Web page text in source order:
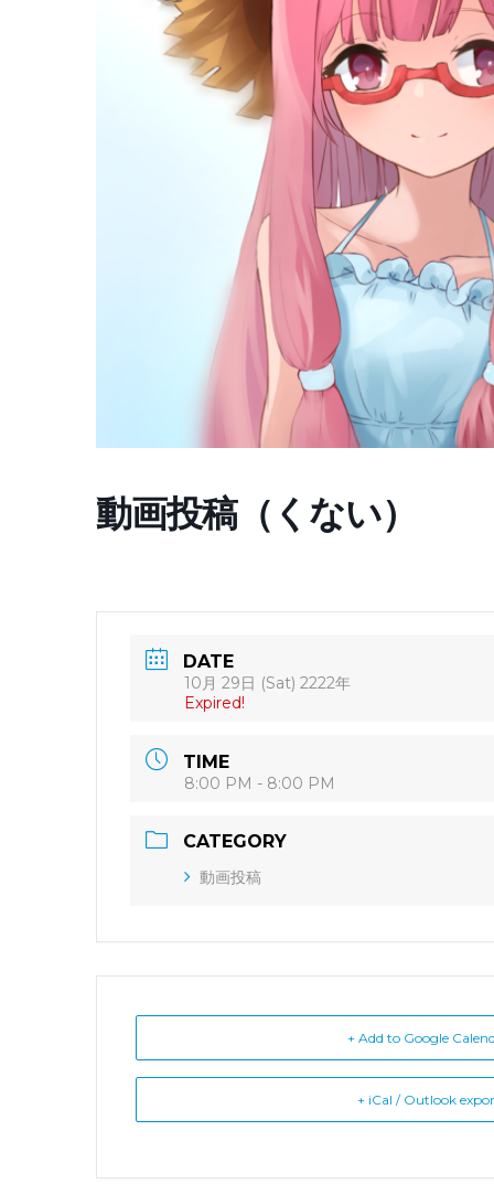
動画投稿（くない）
DATE
10月 29日 (Sat) 2222年
Expired!
TIME
8:00 PM - 8:00 PM
CATEGORY
動画投稿
+ Add to Google
+ iCal / Outlook